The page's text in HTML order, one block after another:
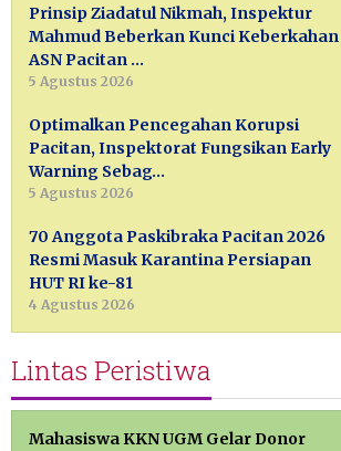
Prinsip Ziadatul Nikmah, Inspektur
Mahmud Beberkan Kunci Keberkahan
ASN Pacitan …
5 Agustus 2026
Optimalkan Pencegahan Korupsi
Pacitan, Inspektorat Fungsikan Early
Warning Sebag…
5 Agustus 2026
70 Anggota Paskibraka Pacitan 2026
Resmi Masuk Karantina Persiapan
HUT RI ke-81
4 Agustus 2026
Lintas Peristiwa
Mahasiswa KKN UGM Gelar Donor